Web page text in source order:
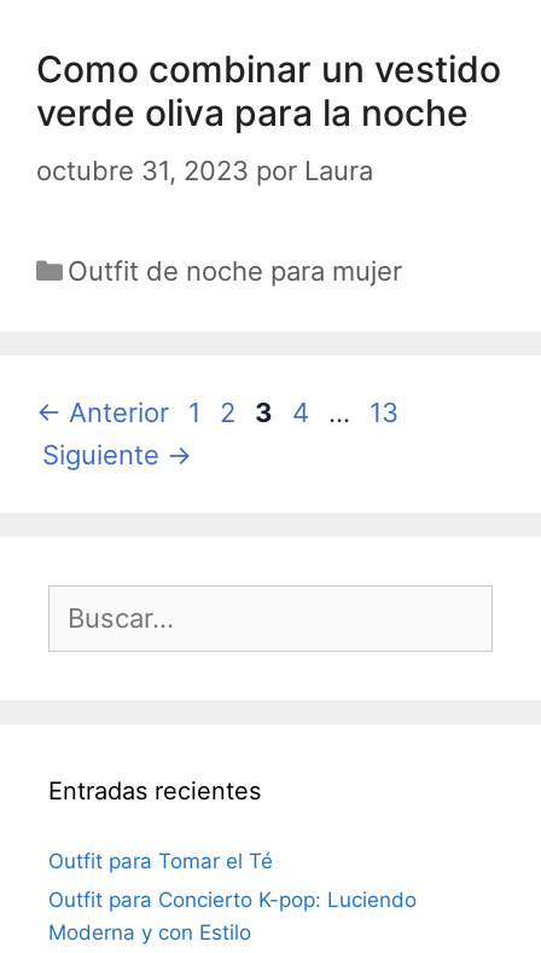
Como combinar un vestido
verde oliva para la noche
octubre 31, 2023 por Laura
Categorías
Outfit de noche para mujer
← Anterior Página
1 Página
2 Página
3 Página
4 … Página
13
Siguiente →
Entradas recientes
Outfit para Tomar el Té
Outfit para Concierto K-pop: Luciendo
Moderna y con Estilo